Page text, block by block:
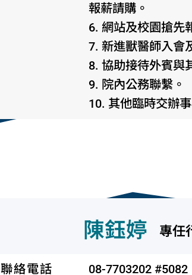
報薪請購。
6. 網站及校園搶先
7. 新進獸醫師入會
8. 協助接待外賓與
9. 院內公務聯繫。
10. 其他臨時交辦事
陳鈺婷 專任
聯絡電話 08-7703202 #5082